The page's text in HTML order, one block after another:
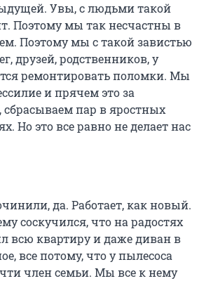
Увы, с людьми такой
Поэтому мы так несчастны в
Поэтому мы с такой завистью
друзей, родственников, у
ремонтировать поломки. Мы
и прячем это за
пар в яростных
Но это все равно не делает нас
да. Работает, как новый.
соскучился, что на радостях
всю квартиру и даже диван в
все потому, что у пылесоса
член семьи. Мы все к нему